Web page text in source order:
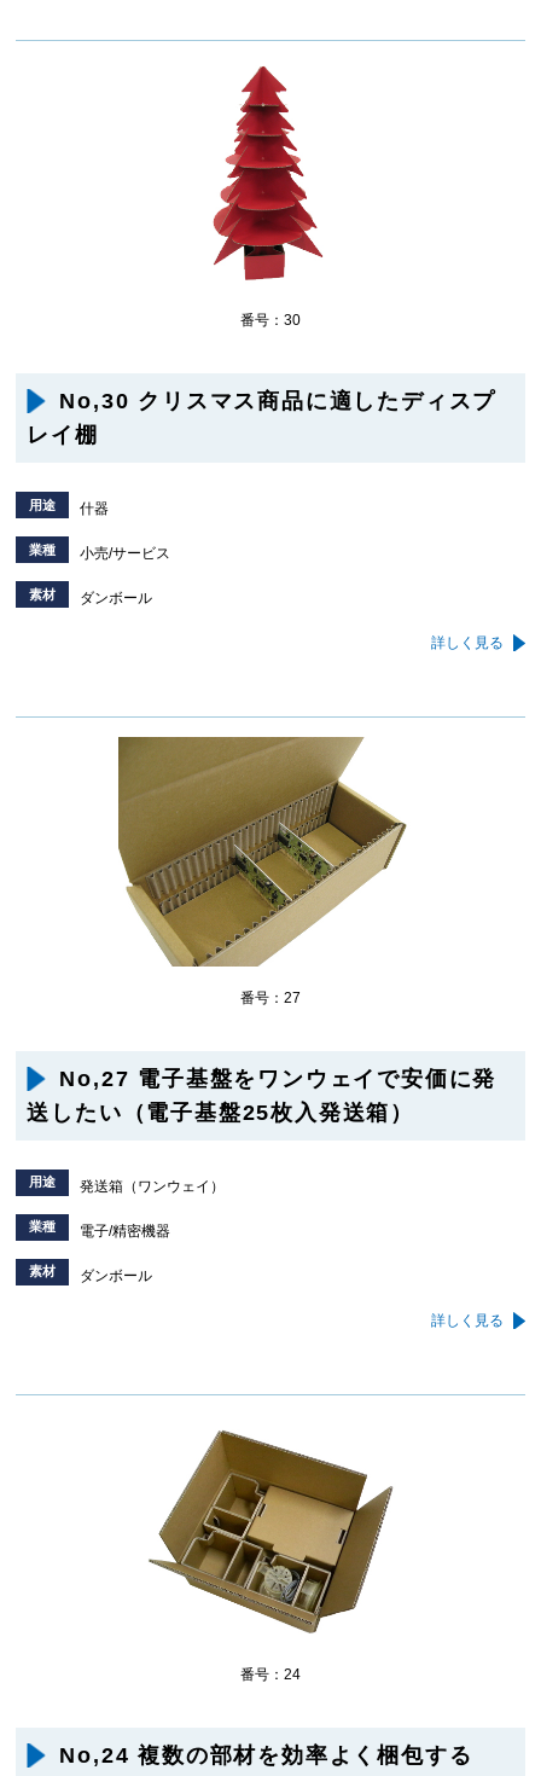
番号：30
No,30 クリスマス商品に適したディスプ
レイ棚
用途 什器
業種 小売/サービス
素材 ダンボール
詳しく見る
番号：27
No,27 電子基盤をワンウェイで安価に発
送したい（電子基盤25枚入発送箱）
用途 発送箱（ワンウェイ）
業種 電子/精密機器
素材 ダンボール
詳しく見る
番号：24
No,24 複数の部材を効率よく梱包する